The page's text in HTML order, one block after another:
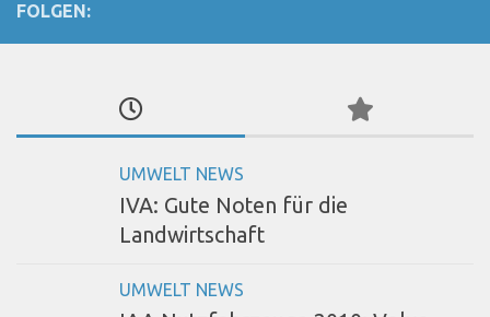
FOLGEN:
UMWELT NEWS
IVA: Gute Noten für die
Landwirtschaft
UMWELT NEWS